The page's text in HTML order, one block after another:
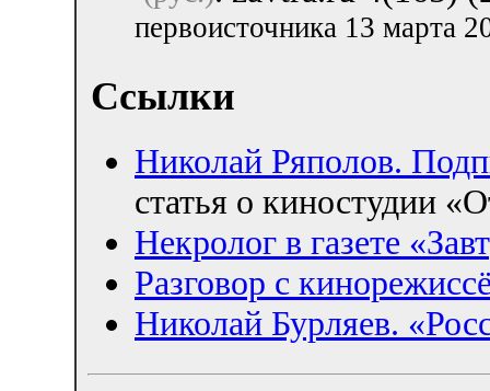
первоисточника 13 марта
Ссылки
Николай Ряполов.
статья о киностудии
Некролог в газете
Разговор с
Николай Бурляев.